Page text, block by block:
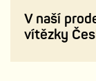
V naší
vítězky